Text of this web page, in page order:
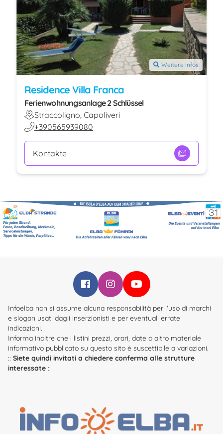
Weitere Infos
Residence Villa Franca
Ferienwohnungsanlage 2 Schlüssel
Straccoligno, Capoliveri
+390565939080
Kontakte
Infoelba su Facebook
Infoelba su Instagram
Infoelba su YouTube
Infoelba non si assume alcuna responsabilità per l'uso di marchi
e slogan usati dagli inserzionisti e per eventuali errate
indicazioni.
Informa inoltre che i listini prezzi, orari, date o altro materiale
informativo pubblicato su questo sito è suscettibile a variazioni.
:: Siete quindi invitati a chiedere conferma alle strutture
interessate ::